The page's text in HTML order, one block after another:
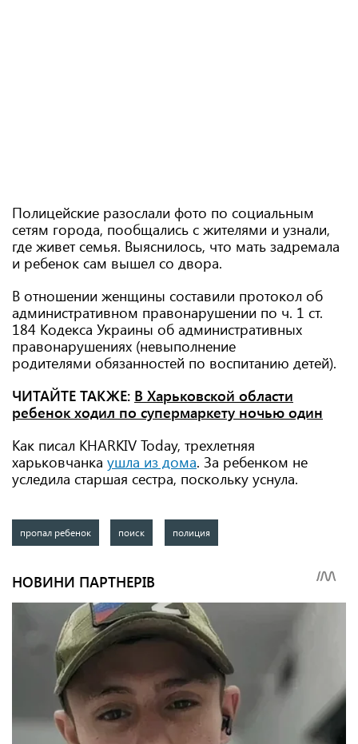
Полицейские разослали фото по социальным
сетям города, пообщались с жителями и узнали,
где живет семья. Выяснилось, что мать задремала
и ребенок сам вышел со двора.
В отношении женщины составили протокол об
административном правонарушении по ч. 1 ст.
184 Кодекса Украины об административных
правонарушениях (невыполнение
родителями обязанностей по воспитанию детей).
ЧИТАЙТЕ ТАКЖЕ: В Харьковской области
ребенок ходил по супермаркету ночью один
Как писал KHARKIV Today, трехлетняя
харьковчанка ушла из дома. За ребенком не
уследила старшая сестра, поскольку уснула.
пропал ребенок поиск полиция